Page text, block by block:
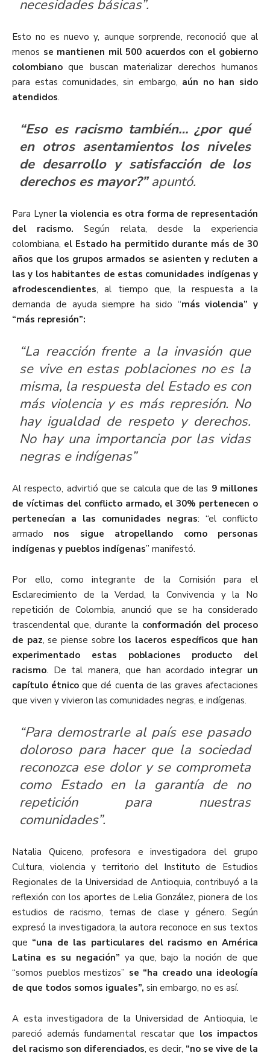
necesidades básicas”.
Esto no es nuevo y, aunque sorprende, reconoció que al
menos se mantienen mil 500 acuerdos con el gobierno
colombiano que buscan materializar derechos humanos
para estas comunidades, sin embargo, aún no han sido
atendidos.
“Eso es racismo también… ¿por qué
en otros asentamientos los niveles
de desarrollo y satisfacción de los
derechos es mayor?”apuntó.
Para Lyner la violencia es otra forma de representación
del racismo. Según relata, desde la experiencia
colombiana, el Estado ha permitido durante más de 30
años que los grupos armados se asienten y recluten a
las y los habitantes de estas comunidades indígenas y
afrodescendientes, al tiempo que, la respuesta a la
demanda de ayuda siempre ha sido “más violencia” y
“más represión”:
“La reacción frente a la invasión que
se vive en estas poblaciones no es la
misma, la respuesta del Estado es con
más violencia y es más represión. No
hay igualdad de respeto y derechos.
No hay una importancia por las vidas
negras e indígenas”
Al respecto, advirtió que se calcula que de las 9 millones
de víctimas del conflicto armado, el 30% pertenecen o
pertenecían a las comunidades negras: “el conflicto
armado nos sigue atropellando como personas
indígenas y pueblos indígenas” manifestó.
Por ello, como integrante de la Comisión para el
Esclarecimiento de la Verdad, la Convivencia y la No
repetición de Colombia, anunció que se ha considerado
trascendental que, durante la conformación del proceso
de paz, se piense sobre los laceros específicos que han
experimentado estas poblaciones producto del
racismo. De tal manera, que han acordado integrar un
capítulo étnicoque dé cuenta de las graves afectaciones
que viven y vivieron las comunidades negras, e indígenas.
“Para demostrarle al país ese pasado
doloroso para hacer que la sociedad
reconozca ese dolor y se comprometa
como Estado en la garantía de no
repetición para nuestras
comunidades”.
Natalia Quiceno, profesora e investigadora del grupo
Cultura, violencia y territorio del Instituto de Estudios
Regionales de la Universidad de Antioquia, contribuyó a la
reflexión con los aportes de Lelia González, pionera de los
estudios de racismo, temas de clase y género. Según
expresó la investigadora, la autora reconoce en sus textos
que “una de las particulares del racismo en América
Latina es su negación” ya que, bajo la noción de que
“somos pueblos mestizos” se “ha creado una ideología
de que todos somos iguales”, sin embargo, no es así.
A esta investigadora de la Universidad de Antioquia, le
pareció además fundamental rescatar que los impactos
del racismo son diferenciados, es decir, “no se vive de la